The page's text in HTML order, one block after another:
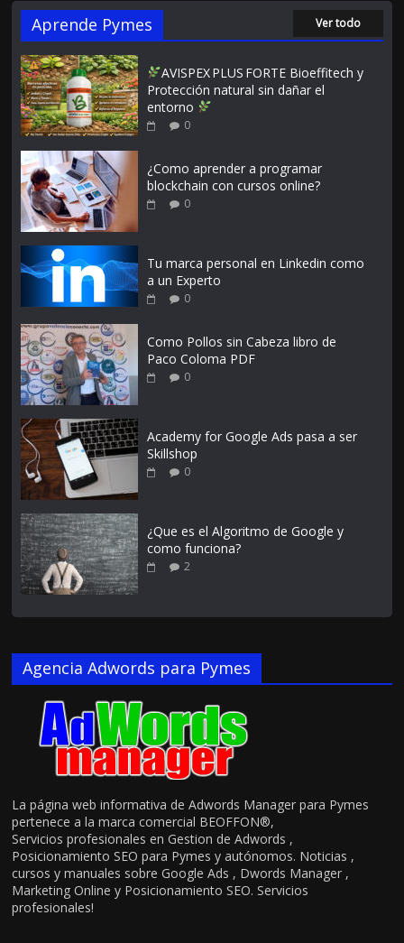
Aprende Pymes Ver todo
AVISPEX PLUS FORTE Bioeffitech y
Protección natural sin dañar el
entorno
0
¿Como aprender a programar
blockchain con cursos online?
0
Tu marca personal en Linkedin como
a un Experto
0
Como Pollos sin Cabeza libro de
Paco Coloma PDF
0
Academy for Google Ads pasa a ser
Skillshop
0
¿Que es el Algoritmo de Google y
como funciona?
2
Agencia Adwords para Pymes
La página web informativa de Adwords Manager para Pymes
pertenece a la marca comercial BEOFFON®,
Servicios profesionales en Gestion de Adwords ,
Posicionamiento SEO para Pymes y autónomos. Noticias ,
cursos y manuales sobre Google Ads , Dwords Manager ,
Marketing Online y Posicionamiento SEO. Servicios
profesionales!